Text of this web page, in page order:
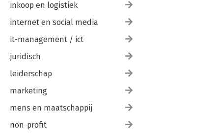
inkoop en logistiek
internet en social media
it-management / ict
juridisch
leiderschap
marketing
mens en maatschappij
non-profit